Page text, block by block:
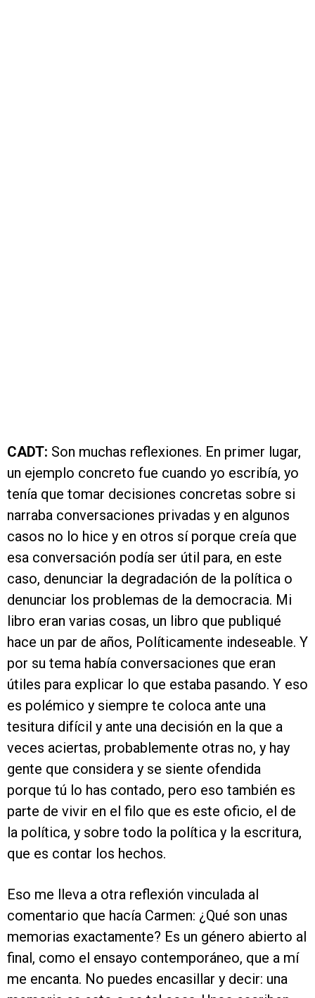
CADT: Son muchas reflexiones. En primer lugar,
un ejemplo concreto fue cuando yo escribía, yo
tenía que tomar decisiones concretas sobre si
narraba conversaciones privadas y en algunos
casos no lo hice y en otros sí porque creía que
esa conversación podía ser útil para, en este
caso, denunciar la degradación de la política o
denunciar los problemas de la democracia. Mi
libro eran varias cosas, un libro que publiqué
hace un par de años, Políticamente indeseable. Y
por su tema había conversaciones que eran
útiles para explicar lo que estaba pasando. Y eso
es polémico y siempre te coloca ante una
tesitura difícil y ante una decisión en la que a
veces aciertas, probablemente otras no, y hay
gente que considera y se siente ofendida
porque tú lo has contado, pero eso también es
parte de vivir en el filo que es este oficio, el de
la política, y sobre todo la política y la escritura,
que es contar los hechos.
Eso me lleva a otra reflexión vinculada al
comentario que hacía Carmen: ¿Qué son unas
memorias exactamente? Es un género abierto al
final, como el ensayo contemporáneo, que a mí
me encanta. No puedes encasillar y decir: una